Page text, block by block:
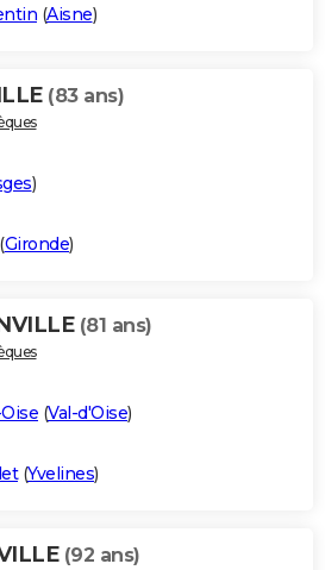
(Aisne)
(83 ans)
)
Gironde)
(81 ans)
(Val-d'Oise)
(Yvelines)
(92 ans)